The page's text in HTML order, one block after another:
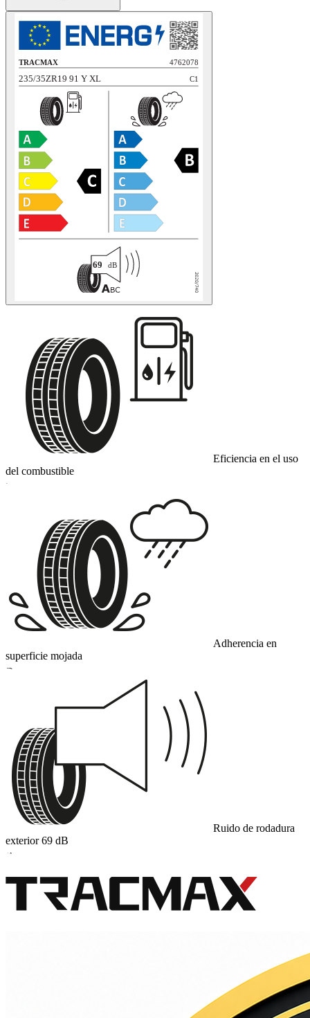
Eficiencia en el uso
del combustible
C
Adherencia en
superficie mojada
B
Ruido de rodadura
exterior 69 dB
A